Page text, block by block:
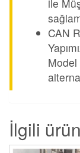
ile
CAN
İlgili